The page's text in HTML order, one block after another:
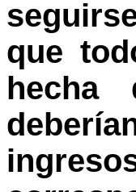
que
hecha